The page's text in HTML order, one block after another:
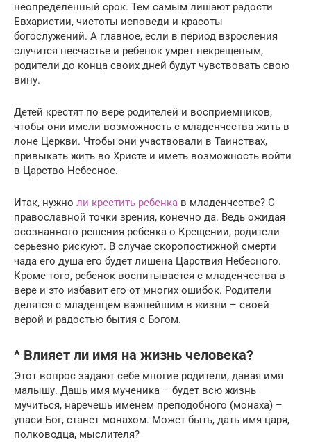
неопределенный срок. Тем самым лишают радости
Евхаристии, чистоты исповеди и красоты
богослужений. А главное, если в период взросления
случится несчастье и ребенок умрет некрещеным,
родители до конца своих дней будут чувствовать свою
вину.
Детей крестят по вере родителей и восприемников,
чтобы они имели возможность с младенчества жить в
лоне Церкви. Чтобы они участвовали в Таинствах,
привыкать жить во Христе и иметь возможность войти
в Царство Небесное.
Итак, нужно ли крестить ребенка в младенчестве? С
православной точки зрения, конечно да. Ведь ожидая
осознанного решения ребенка о Крещении, родители
серьезно рискуют. В случае скоропостижной смерти
чада его душа его будет лишена Царствия Небесного.
Кроме того, ребенок воспитывается с младенчества в
вере и это избавит его от многих ошибок. Родители
делятся с младенцем важнейшим в жизни – своей
верой и радостью бытия с Богом.
^ Влияет ли имя на жизнь человека?
Этот вопрос задают себе многие родители, давая имя
малышу. Дашь имя мученика – будет всю жизнь
мучиться, наречешь именем преподобного (монаха) –
упаси Бог, станет монахом. Может быть, дать имя царя,
полководца, мыслителя?